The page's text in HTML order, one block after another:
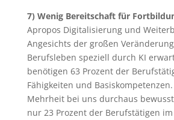
7) Wenig Bereitschaft für
Apropos Digitalisierung und
Angesichts der großen
Berufsleben speziell durch KI
benötigen 63 Prozent der
Fähigkeiten und
Mehrheit bei uns durchaus
nur 23 Prozent der Berufstätigen